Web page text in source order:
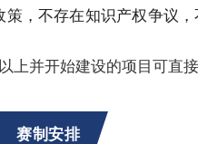
，不存在知识产权争议
并开始建设的项目可直接
赛制安排